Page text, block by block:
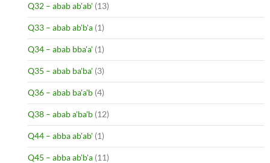
Q32 – abab ab'ab' (13)
Q33 – abab ab'b'a (1)
Q34 – abab bba'a' (1)
Q35 – abab ba'ba' (3)
Q36 – abab ba'a'b (4)
Q38 – abab a'ba'b (12)
Q44 – abba ab'ab' (1)
Q45 – abba ab'b'a (11)